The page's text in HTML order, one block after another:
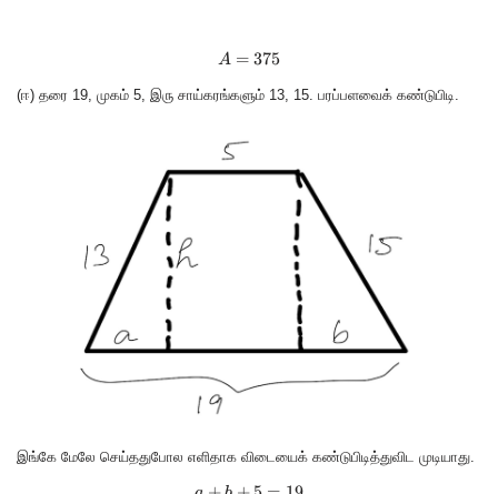
A = 375
A = 375
(ஈ) தரை 19, முகம் 5, இரு சாய்கரங்களும் 13, 15. பரப்பளவைக் கண்டுபிடி.
இங்கே மேலே செய்ததுபோல எளிதாக விடையைக் கண்டுபிடித்துவிட முடியாது.